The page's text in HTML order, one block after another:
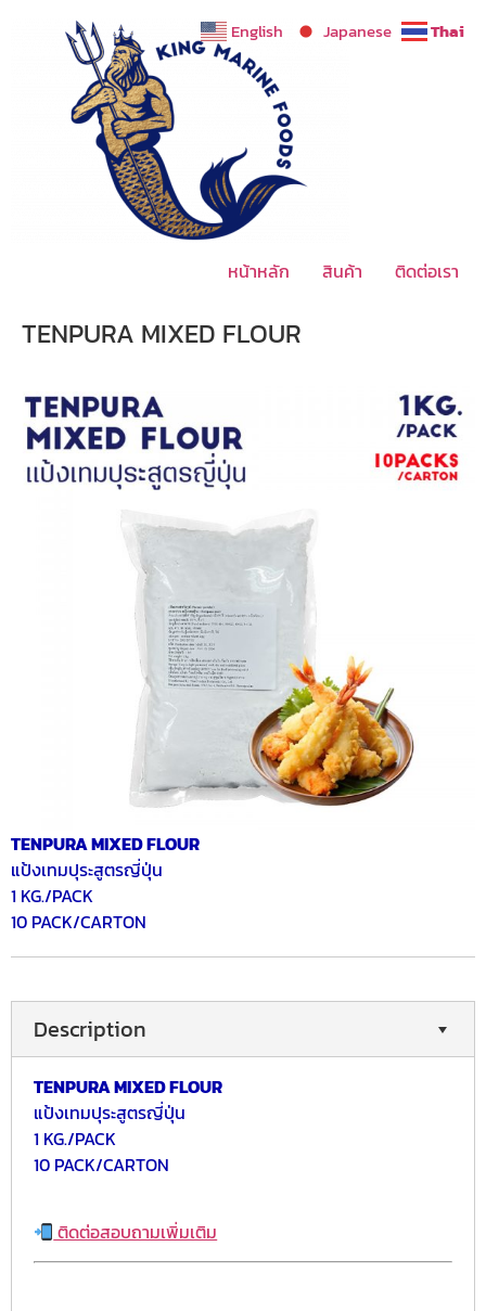
หน้าหลัก สินค้า ติดต่อเรา
TENPURA MIXED FLOUR
TENPURA MIXED FLOUR
แป้งเทมปุระสูตรญี่ปุ่น
1 KG./PACK
10 PACK/CARTON
Description
TENPURA MIXED FLOUR
แป้งเทมปุระสูตรญี่ปุ่น
1 KG./PACK
10 PACK/CARTON
ติดต่อสอบถามเพิ่มเติม
English Japanese Thai